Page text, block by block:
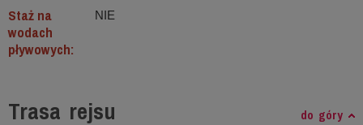
Staż na
wodach
pływowych:
NIE
Trasa rejsu do góry